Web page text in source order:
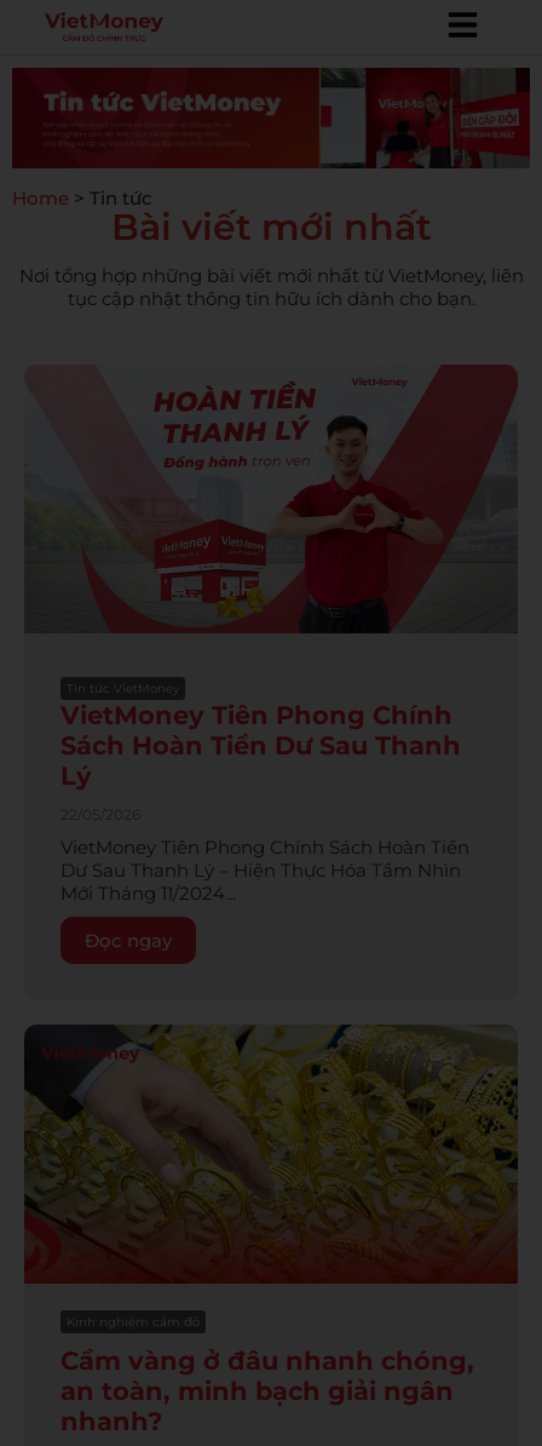
Home > Tin tức
Bài viết mới nhất
Nơi tổng hợp những bài viết mới nhất từ VietMoney, liên
tục cập nhật thông tin hữu ích dành cho bạn.
Tin tức VietMoney
VietMoney Tiên Phong Chính
Sách Hoàn Tiền Dư Sau Thanh
Lý
22/05/2026
VietMoney Tiên Phong Chính Sách Hoàn Tiền
Dư Sau Thanh Lý – Hiện Thực Hóa Tầm Nhìn
Mới Tháng 11/2024...
Đọc ngay
Kinh nghiệm cầm đồ
Cầm vàng ở đâu nhanh chóng,
an toàn, minh bạch giải ngân
nhanh?